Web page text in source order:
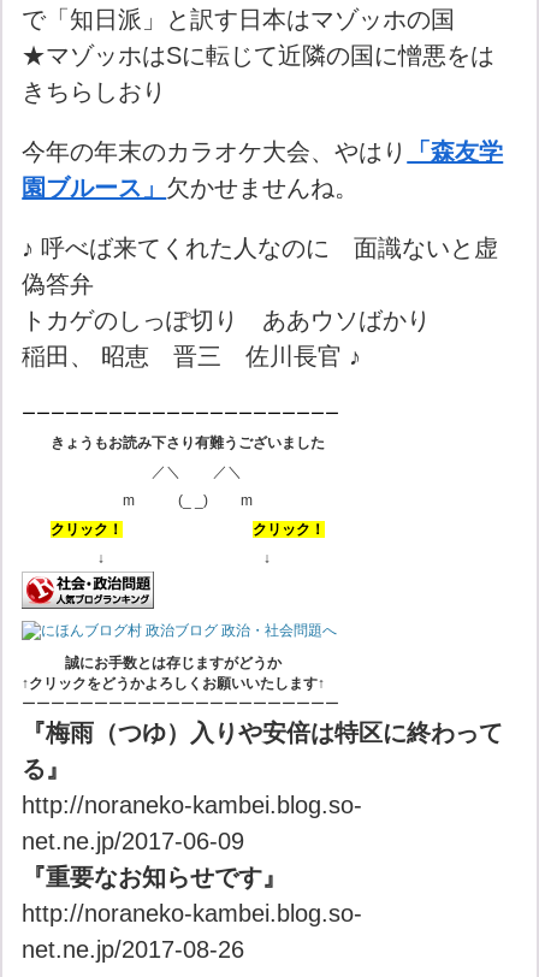
で「知日派」と訳す日本はマゾッホの国
★マゾッホはSに転じて近隣の国に憎悪をは
きちらしおり
今年の年末のカラオケ大会、やはり
「森友学
園ブルース」 欠かせませんね。
♪ 呼べば来てくれた人なのに 面識ないと虚
偽答弁
トカゲのしっぽ切り ああウソばかり
稲田、 昭恵 晋三 佐川長官 ♪
ーーーーーーーーーーーーーーーーーーーーーー
きょうもお読み下さり有難うございました
／＼ ／＼
m (_ _) m
クリック！
クリック！
↓ ↓
誠にお手数とは存じますがどうか
↑クリックをどうかよろしくお願いいたします↑
ーーーーーーーーーーーーーーーーーーーーーー
『梅雨（つゆ）入りや安倍は特区に終わって
る』
http://noraneko-kambei.blog.so-
net.ne.jp/2017-06-09
『重要なお知らせです』
http://noraneko-kambei.blog.so-
net.ne.jp/2017-08-26